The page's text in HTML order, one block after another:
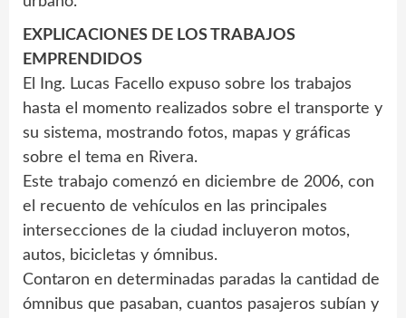
EXPLICACIONES DE LOS TRABAJOS
EMPRENDIDOS
El Ing. Lucas Facello expuso sobre los trabajos
hasta el momento realizados sobre el transporte y
su sistema, mostrando fotos, mapas y gráficas
sobre el tema en Rivera.
Este trabajo comenzó en diciembre de 2006, con
el recuento de vehículos en las principales
intersecciones de la ciudad incluyeron motos,
autos, bicicletas y ómnibus.
Contaron en determinadas paradas la cantidad de
ómnibus que pasaban, cuantos pasajeros subían y